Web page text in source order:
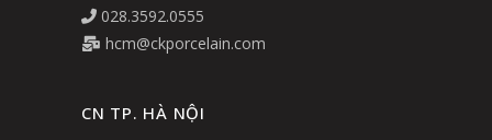
028.3592.0555
hcm@ckporcelain.com
CN TP. HÀ NỘI